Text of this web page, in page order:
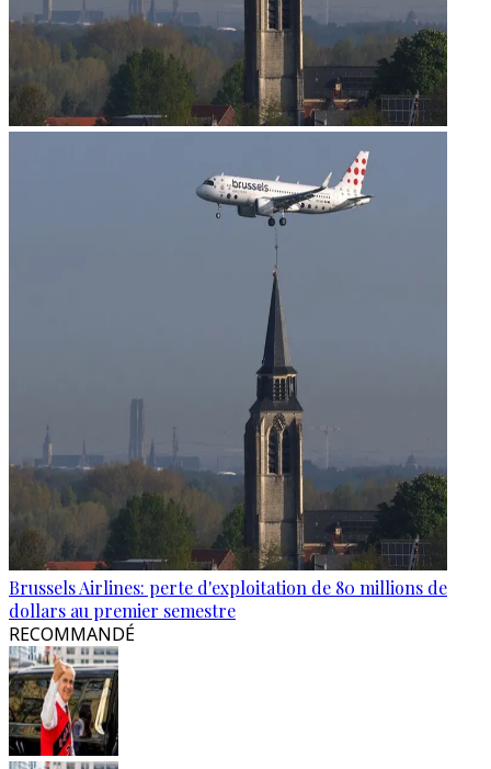
Brussels Airlines: perte d'exploitation de 80 millions de
dollars au premier semestre
RECOMMANDÉ